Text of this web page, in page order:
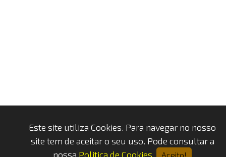
Este site utiliza Cookies. Para navegar no nosso
site tem de aceitar o seu uso. Pode consultar a
nossa Politica de Cookies Aceito!